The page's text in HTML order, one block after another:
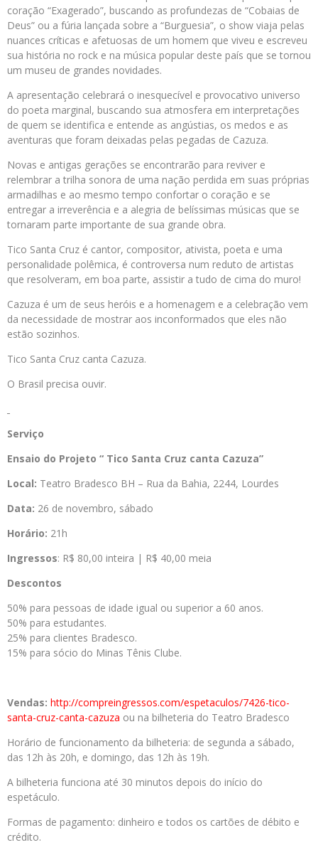
coração “Exagerado”, buscando as profundezas de “Cobaias de
Deus” ou a fúria lançada sobre a “Burguesia”, o show viaja pelas
nuances críticas e afetuosas de um homem que viveu e escreveu
sua história no rock e na música popular deste país que se tornou
um museu de grandes novidades.
A apresentação celebrará o inesquecível e provocativo universo
do poeta marginal, buscando sua atmosfera em interpretações
de quem se identifica e entende as angústias, os medos e as
aventuras que foram deixadas pelas pegadas de Cazuza.
Novas e antigas gerações se encontrarão para reviver e
relembrar a trilha sonora de uma nação perdida em suas próprias
armadilhas e ao mesmo tempo confortar o coração e se
entregar a irreverência e a alegria de belíssimas músicas que se
tornaram parte importante de sua grande obra.
Tico Santa Cruz é cantor, compositor, ativista, poeta e uma
personalidade polêmica, é controversa num reduto de artistas
que resolveram, em boa parte, assistir a tudo de cima do muro!
Cazuza é um de seus heróis e a homenagem e a celebração vem
da necessidade de mostrar aos inconformados que eles não
estão sozinhos.
Tico Santa Cruz canta Cazuza.
O Brasil precisa ouvir.
Serviço
Ensaio do Projeto “ Tico Santa Cruz canta Cazuza”
Local: Teatro Bradesco BH – Rua da Bahia, 2244, Lourdes
Data: 26 de novembro, sábado
Horário: 21h
Ingressos: R$ 80,00 inteira | R$ 40,00 meia
Descontos
50% para pessoas de idade igual ou superior a 60 anos.
50% para estudantes.
25% para clientes Bradesco.
15% para sócio do Minas Tênis Clube.
Vendas: http://compreingressos.com/espetaculos/7426-tico-
santa-cruz-canta-cazuza ou na bilheteria do Teatro Bradesco
Horário de funcionamento da bilheteria: de segunda a sábado,
das 12h às 20h, e domingo, das 12h às 19h.
A bilheteria funciona até 30 minutos depois do início do
espetáculo.
Formas de pagamento: dinheiro e todos os cartões de débito e
crédito.